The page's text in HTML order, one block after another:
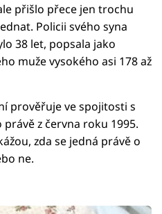
přišlo přece jen trochu
Policii svého syna
38 let, popsala jako
muže vysokého asi 178 až
prověřuje ve spojitosti s
z června roku 1995.
zda se jedná právě o
ne.